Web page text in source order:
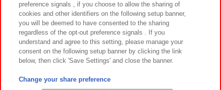
©Bandai Namco Amusement Inc.
©Bandai Namco Amusement Lab Inc.
preference signals , if you choose to allow the sharing of
cookies and other identifiers on the following setup banner,
you will be deemed to have consented to the sharing
regardless of the opt-out preference signals . If you
understand and agree to this setting, please manage your
consent on the following setup banner by clicking the link
below, then click 'Save Settings' and close the banner.
Change your share preference